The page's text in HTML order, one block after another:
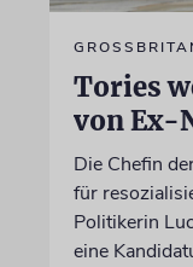
Tories
von Ex-
Die Chefin
für
Politikerin
eine